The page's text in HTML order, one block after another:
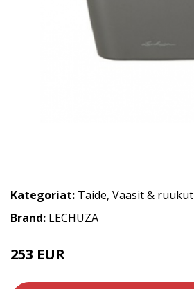
Kategoriat: Taide, Vaasit & ruukut
Brand: LECHUZA
253 EUR